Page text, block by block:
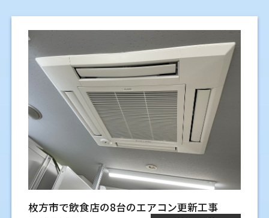
配管長と高低差が対応機種に合うかの
確認
エアコンには、対応できる配管長や高低差の
範囲があります。室内機と室外機を離して配
置する場合や、二階の室内機から一階へ室外
機を下ろす場合は、機種の仕様確認が必要で
す。将来、能力の違う機種へ交換する可能性
もあるため、極端に長いルートや無理な高低
差は避ける計画が扱いやすいです。
掃除や点検がしやすい室内機まわりの
配置
室内機はフィルターの掃除や前面パネルの開
空調設備は、導入して終わりではありませ
ん。使い始めてからの点検や状態確認によっ
て、効きの低下や故障の前兆に気づきやすく
なります。工場では稼働時間が長い場合があ
り、汚れや振動の影響も受けるため、日常的
な管理の考え方が必要です。
フィルターや熱交換器の状態を定期的
に確認すること
フィルターにほこりや粉じんがたまると、吸
い込みが弱くなり、冷暖房の効きが落ちやす
くなります。熱交換器に汚れが付くと、熱のや
り取りがしにくくなります。工場の環境によ
って汚れ方は変わるため、使用状況に合わせ
た確認が必要です。汚れが強い現場では、通
常の点検に加えて洗浄の必要性を判断するこ
入れ替えでは既存配管や電源を再利用
できるか確認します
入れ替え工事では、既存の冷媒配管、ドレン
配管、電源が使えるかを調べます。配管の劣
化、長さ、径、過去の冷媒種類によっては再
利用できない場合があります。見た目では判
断しづらい部分もあるため、現地で確認した
うえで方針を決めます。
新設では室外機置き場と配管経路を一
から検討します
新設工事では、室内機の位置だけでなく、室
外機をどこに置くかが大きな検討点になりま
す。放熱、振動、運転音、排水、メンテナン
ススペースを見ます。配管を天井内に通すの
は、天井裏の空間が重要です。梁、照明、換
気ダクト、給排水管、電線があると、本体や
配管が入らない場合があります。図面だけで
は分からないこともあるため、点検口から確
認したり、必要に応じて開口位置を検討した
りします。事前確認が、無理な施工を避ける
手がかりになります。
点検口や作業スペースを確保しておく
メリット
設置後の点検や部品交換を考えると、点検口
と作業スペースは大切です。天井裏に機器や
配管を入れても、手が届かない位置では点検
が難しくなります。店舗では内装を優先した
ると、見えにくい場所ほど点検性を残すこと
注意点が変わるため、事前の打ち合わせが役
立ちます。
交換後の試運転で確認する冷暖房と排
水の状態
設置後は、冷房や暖房が立ち上がるか、風量
が切り替わるか、異音がないかを確認しま
す。冷房時にはドレンホースから水が流れて
いるかも大切です。リモコン操作、フィルタ
ーの外し方、ブレーカーの位置をその場で確
認しておくと、使い始めてから迷いにくくな
ります。
る場合もありますが、状態によっては新しい
配管への交換が必要です。古い配管を無理に
使うと、冷媒漏れや能力不足につながるおそ
れがあります。現地調査では、配管の見える
範囲だけでなく、天井裏や壁内の経路も確認
します。
古い室内機と新しい機器の寸法差
同じタイプのエアコンでも、メーカーや年式
によって室内機の寸法が異なります。天井開
口の大きさや吊り位置が合わないと、内装の
補修や開口の調整が必要になる場合がありま
す。天井材の色や仕上げによっては、補修跡
が見えやすいこともあります。事前に寸法差
を確認しておくと、工事後の仕上がりを想定
しやすくなります。
異なります。電源の種類、容量、ブレーカー
の空き、配線の状態を確認し、必要に応じて
電気工事も含めて検討します。安全に使うた
めの基本になる部分です。
建物の使い方に合う能力と台数を整理
します
同じ広さでも、人数、照明、厨房機器、機械
の発熱、日当たりによって必要な能力は変わ
ります。現地調査では、図面だけでは分かり
にくい使い方を伺いながら、能力と台数を整
理します。
業務用エアコンの入替工事で押
天井埋込ビルトイン形の特徴
天井埋込ビルトイン形は、吹き出し口と本体
を分けて設置するタイプです。複雑な間取り
や複数方向への送風が必要な現場で使用され
ることがあります。
たとえば、間仕切りが多いオフィスや、客席
が分散している飲食店では、吹き出し口の位
置を調整することで空気を届けやすくなりま
す。また、本体を天井内部へ収めるため、室
内の見た目を整えやすい点も特徴です。
ただし、一般的な機種より施工工程が複雑に
なることもあるため、現場に合わせた設計力
が求められます。
壁掛形や床置形を選ぶケース
枚方市で飲食店の8台のエアコン更新工事